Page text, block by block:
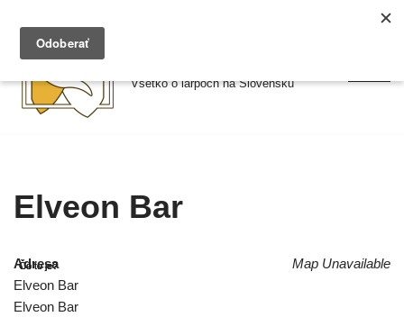
Preskočiť
Všetko o larpoch na Slovensku
Elveon Bar
Map Unavailable
Adresa
Elveon Bar
Elveon Bar